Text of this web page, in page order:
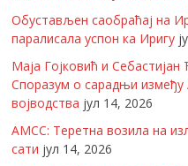
Обустављен саобраћај на
паралисала успон ка Иригу
Маја Гојковић и
Споразум о сарадњи
војводства јул 14, 2026
АМСС: Теретна возила на
сати јул 14, 2026